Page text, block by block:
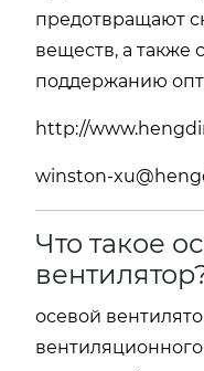
предотвращают
веществ, а также
поддержанию
http://
winston-
Что такое
осевой